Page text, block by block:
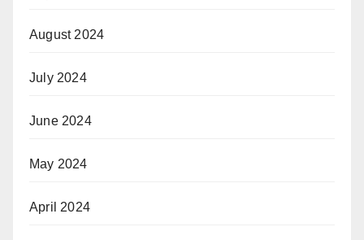
August 2024
July 2024
June 2024
May 2024
April 2024